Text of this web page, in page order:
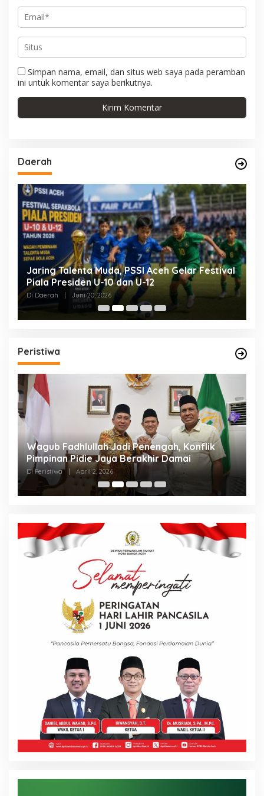
Simpan nama, email, dan situs web saya pada peramban
ini untuk komentar saya berikutnya.
Daerah
Jaring Talenta Muda, PSSI Aceh Gelar Festival
Piala Presiden U-10 dan U-12
Di Daerah Juni 20, 2026
Peristiwa
Wagub Fadhlullah Jadi Penengah, Konflik
Pimpinan Pidie Jaya Berakhir Damai
Di Peristiwa April 2, 2026